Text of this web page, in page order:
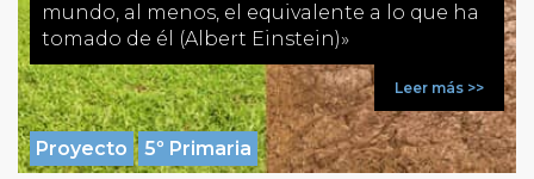
mundo, al menos, el equivalente a lo que ha
tomado de él (Albert Einstein)»
Leer más >>
Proyecto 5º Primaria